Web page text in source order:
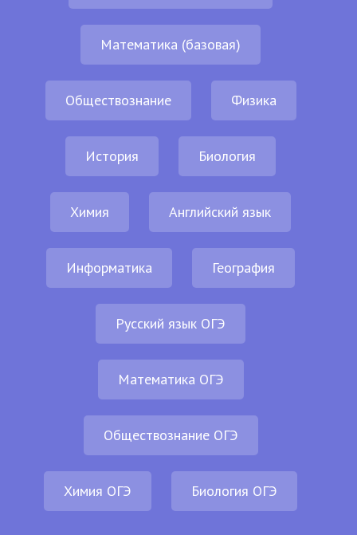
Математика (базовая)
Обществознание Физика
История Биология
Химия Английский язык
Информатика География
Русский язык ОГЭ
Математика ОГЭ
Обществознание ОГЭ
Химия ОГЭ Биология ОГЭ